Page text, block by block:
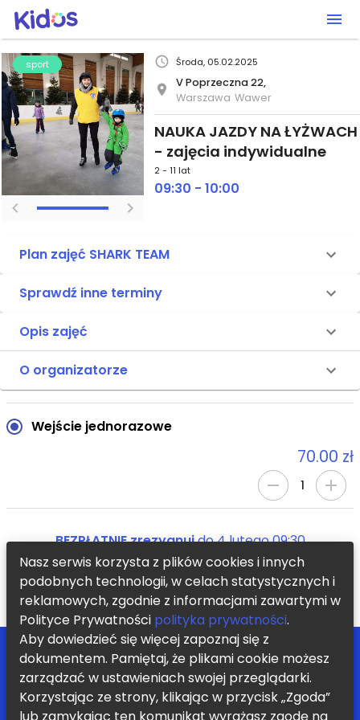
sport Środa, 05.02.2025
V Poprzeczna 22,
Warszawa Wawer
NAUKA JAZDY NA ŁYŻWACH
- zajęcia indywidualne
2 - 11 lat
09:30 - 10:00
Plan zajęć SHARK TEAM
Sprawdź inne terminy
Opis zajęć
O organizatorze
Wejście jednorazowe
70.00 zł
1
BEZPŁATNIE zrezygnujdo4 lutego 09:30
KUP TERAZ
POMOC
BLOG
KONTAKT
ZOSTAŃ PARTNEREM
REGULAMIN
POLITYKA PRYWATNOŚCI
Chcę otrzymywać informację o nowych zajęciach i promocjach
Nasz serwis korzysta z plików cookies i innych
podobnych technologii, w celach statystycznych i
reklamowych, zgodnie z informacjami zawartymi w
Polityce Prywatności polityka prywatności.
Aby dowiedzieć się więcej zapoznaj się z
dokumentem. Pamiętaj, że plikami cookie możesz
zarządzać w ustawieniach swojej przeglądarki.
Korzystając ze strony, klikając w przycisk „Zgoda”